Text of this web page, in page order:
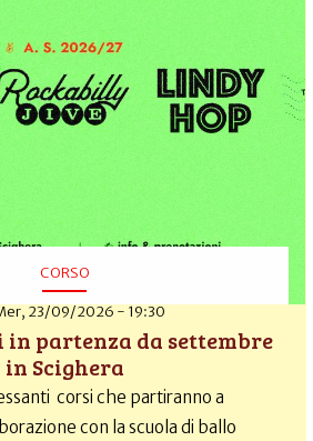
CORSO
23/09/2026 - 19:30
in partenza da settembre
in Scighera
corsi che partiranno a
con la scuola di ballo